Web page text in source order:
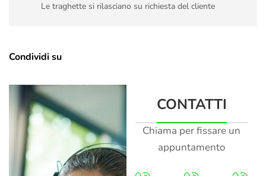
Le traghette si rilasciano su richiesta del cliente
Condividi su
CONTATTI
Chiama per fissare un
appuntamento